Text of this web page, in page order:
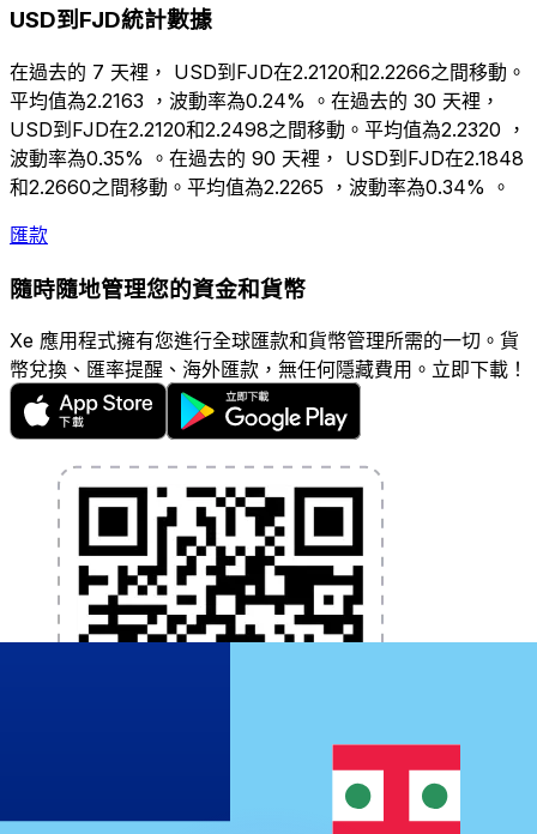
USD到FJD統計數據
在過去的 7 天裡， USD到FJD在2.2120和2.2266之間移動。
平均值為2.2163 ，波動率為0.24% 。在過去的 30 天裡，
USD到FJD在2.2120和2.2498之間移動。平均值為2.2320 ，
波動率為0.35% 。在過去的 90 天裡， USD到FJD在2.1848
和2.2660之間移動。平均值為2.2265 ，波動率為0.34% 。
匯款
隨時隨地管理您的資金和貨幣
Xe 應用程式擁有您進行全球匯款和貨幣管理所需的一切。貨
幣兌換、匯率提醒、海外匯款，無任何隱藏費用。立即下載！